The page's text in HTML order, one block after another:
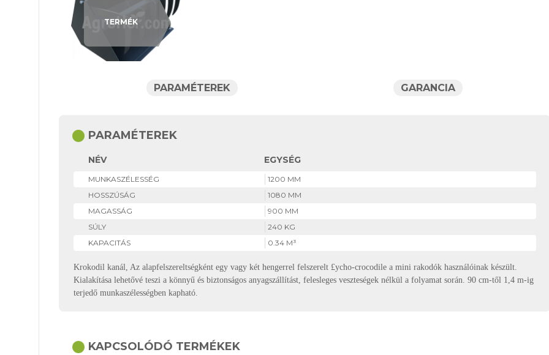
TERMÉK
PARAMÉTEREK GARANCIA
circle PARAMÉTEREK
NÉV EGYSÉG
MUNKASZÉLESSÉG
1200 MM
HOSSZÚSÁG
1080 MM
MAGASSÁG
900 MM
SÚLY
240 KG
KAPACITÁS
0.34 M³
Krokodil kanál, Az alapfelszereltségként egy vagy két hengerrel felszerelt £ycho-crocodile a mini rakodók használóinak készült.
Kialakítása lehetővé teszi a könnyű és biztonságos anyagszállítást, felesleges veszteségek nélkül a folyamat során. 90 cm-től 1,4 m-ig
terjedő munkaszélességben kapható.
circle KAPCSOLÓDÓ TERMÉKEK